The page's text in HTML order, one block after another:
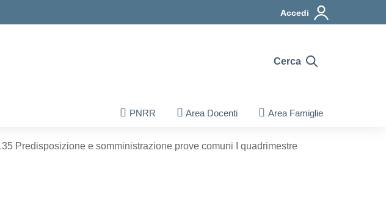
Accedi
Cerca
PNRR Area Docenti Area Famiglie
Predisposizione e somministrazione prove comuni I quadrimestre